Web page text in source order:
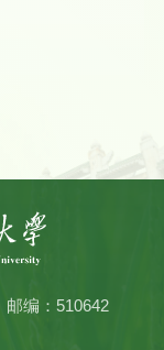
邮编：510642